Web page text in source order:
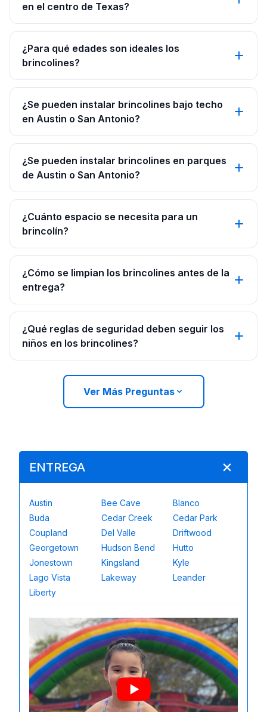
en el centro de Texas?
¿Para qué edades son ideales los
brincolines?
¿Se pueden instalar brincolines bajo techo
en Austin o San Antonio?
¿Se pueden instalar brincolines en parques
de Austin o San Antonio?
¿Cuánto espacio se necesita para un
brincolín?
¿Cómo se limpian los brincolines antes de la
entrega?
¿Qué reglas de seguridad deben seguir los
niños en los brincolines?
Ver Más Preguntas
ENTREGA
Austin Bee Cave
Blanco
Buda
Cedar Creek
Cedar Park
Coupland
Del Valle
Driftwood
Georgetown
Hudson Bend
Hutto
Jonestown
Kingsland
Kyle
Lago Vista
Lakeway
Leander
Liberty